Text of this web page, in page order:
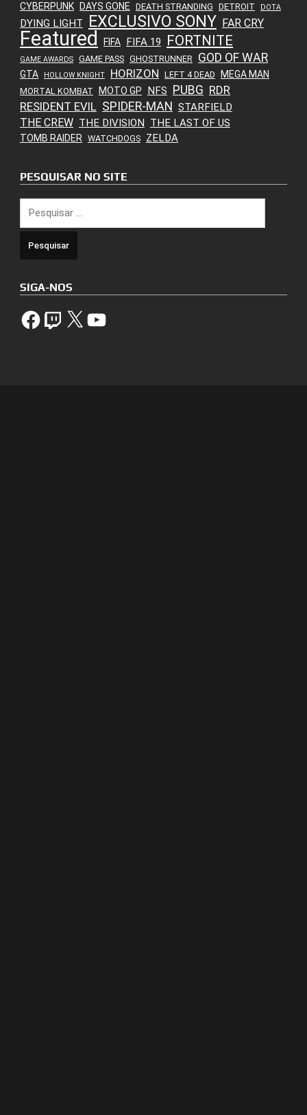
CYBERPUNK DAYS GONE DEATH STRANDING DETROIT DOTA
DYING LIGHT EXCLUSIVO SONY FAR CRY
Featured FIFA FIFA 19 FORTNITE
GAME AWARDS GAME PASS GHOSTRUNNER GOD OF WAR
GTA HOLLOW KNIGHT HORIZON LEFT 4 DEAD MEGA MAN
MORTAL KOMBAT MOTO GP NFS PUBG RDR
RESIDENT EVIL SPIDER-MAN STARFIELD
THE CREW THE DIVISION THE LAST OF US
TOMB RAIDER WATCHDOGS ZELDA
PESQUISAR NO SITE
por:
SIGA-NOS
FacebookTwitch X YouTube